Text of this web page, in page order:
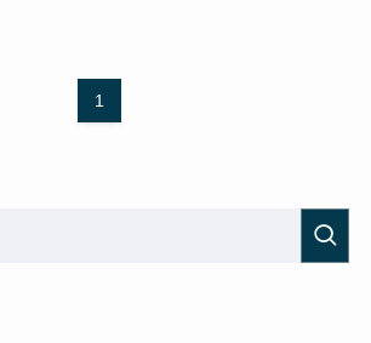
1